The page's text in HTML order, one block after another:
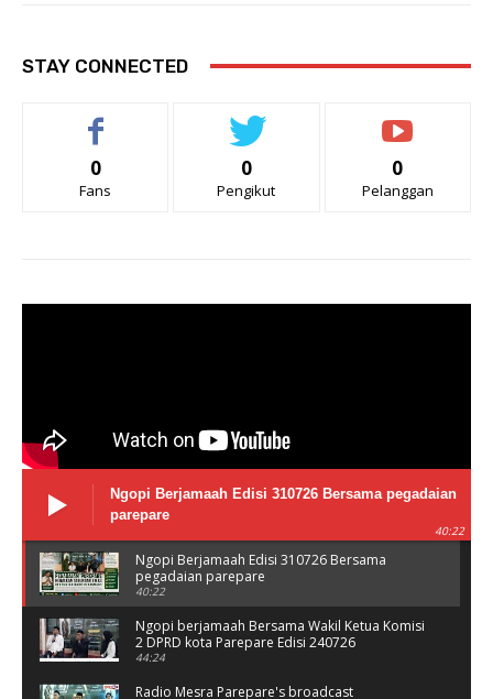
STAY CONNECTED
0
Fans
0
Pengikut
0
Pelanggan
Ngopi Berjamaah Edisi 310726 Bersama pegadaian
parepare
40:22
Ngopi Berjamaah Edisi 310726 Bersama
pegadaian parepare
40:22
Ngopi berjamaah Bersama Wakil Ketua Komisi
2 DPRD kota Parepare Edisi 240726
44:24
Radio Mesra Parepare's broadcast